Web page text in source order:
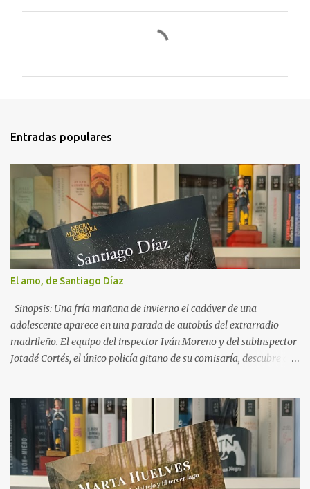
t
o
s
Entradas populares
El amo, de Santiago Díaz
Sinopsis: Una fría mañana de invierno el cadáver de una
adolescente aparece en una parada de autobús del extrarradio
madrileño. El equipo del inspector Iván Moreno y del subinspector
Jotadé Cortés, el único policía gitano de su comisaría, descubre que
de secuestradas a las que han matado justo después de ser madres.
Jotadé tiene que enfrentarse a este nuevo caso mientras atraviesa
una crisis con Lola, su pareja, e intenta al mismo tiempo ayudar a
Lucía, que lidia con un nuevo y turbio incidente en el centro de
menores donde ahora reside. Cuando otra chica desaparece,